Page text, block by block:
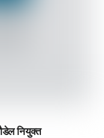
नियुक्त